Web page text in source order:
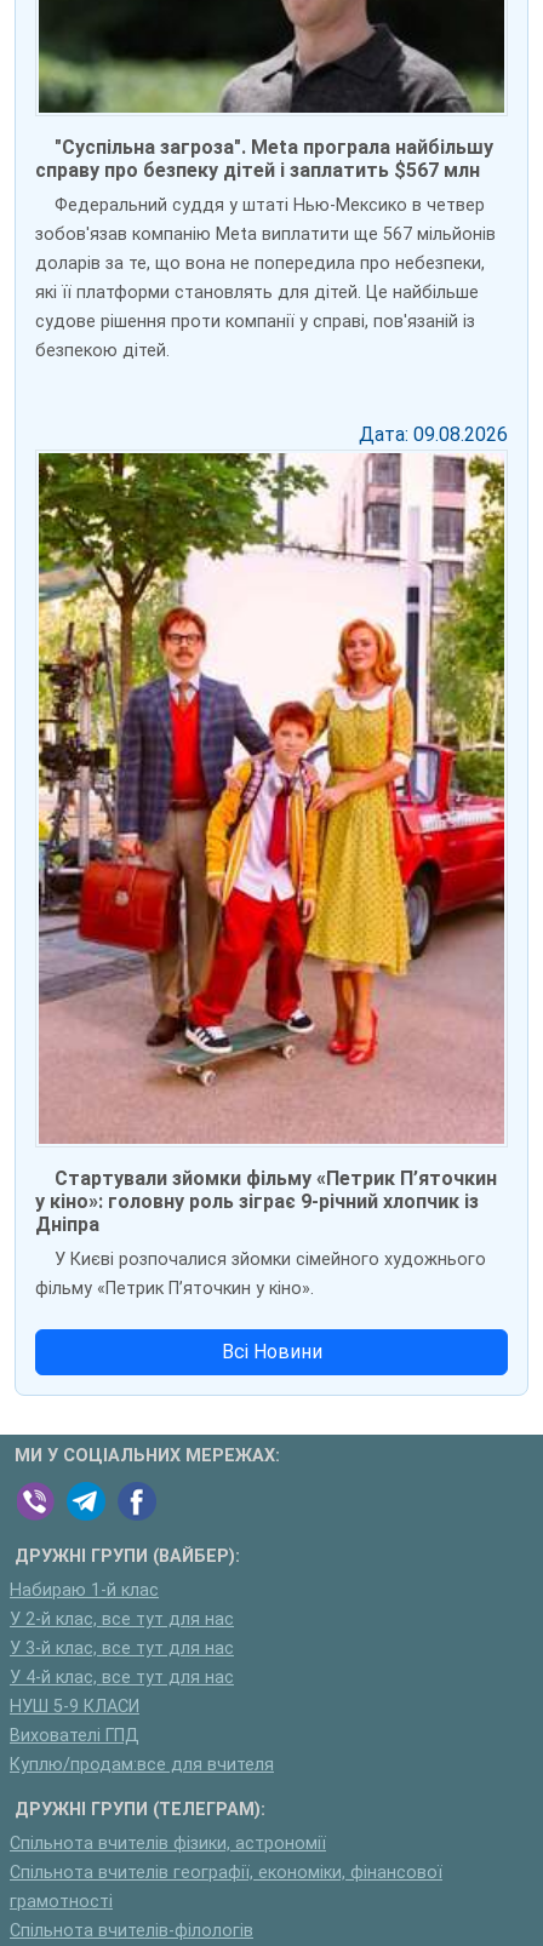
"Суспільна загроза". Meta програла найбільшу
справу про безпеку дітей і заплатить $567 млн
Федеральний суддя у штаті Нью-Мексико в четвер
зобов'язав компанію Meta виплатити ще 567 мільйонів
доларів за те, що вона не попередила про небезпеки,
які її платформи становлять для дітей. Це найбільше
судове рішення проти компанії у справі, пов'язаній із
безпекою дітей.
Дата: 09.08.2026
Стартували зйомки фільму «Петрик П’яточкин
у кіно»: головну роль зіграє 9-річний хлопчик із
Дніпра
У Києві розпочалися зйомки сімейного художнього
фільму «Петрик П’яточкин у кіно».
Всі Новини
МИ У СОЦІАЛЬНИХ МЕРЕЖАХ:
ДРУЖНІ ГРУПИ (ВАЙБЕР):
Набираю 1-й клас
У 2-й клас, все тут для нас
У 3-й клас, все тут для нас
У 4-й клас, все тут для нас
НУШ 5-9 КЛАСИ
Вихователі ГПД
Куплю/продам:все для вчителя
ДРУЖНІ ГРУПИ (ТЕЛЕГРАМ):
Спільнота вчителів фізики, астрономії
Спільнота вчителів географії, економіки, фінансової
грамотності
Спільнота вчителів-філологів